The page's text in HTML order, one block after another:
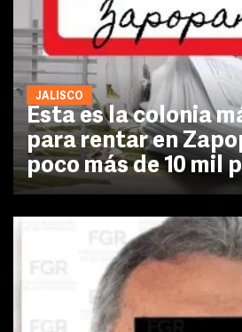
JALISCO
Esta es la colonia
para rentar en
poco más de 10 mil